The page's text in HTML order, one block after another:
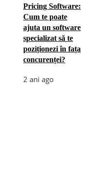
Pricing Software:
Cum te poate
ajuta un software
specializat să te
poziționezi în fața
concurenței?
2 ani ago